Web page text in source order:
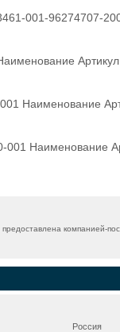
001-96274707-
Наименование
001
предоставлена компанией-
Россия